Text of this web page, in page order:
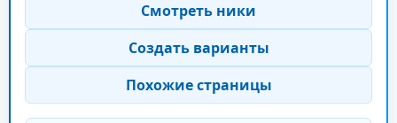
Смотреть ники
Создать варианты
Похожие страницы